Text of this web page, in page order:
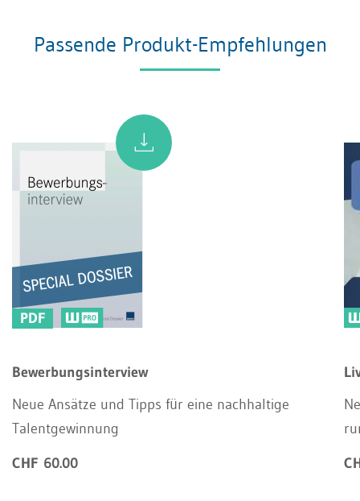
Passende Produkt-Empfehlungen
PDF
Bewerbungsinterview
Neue Ansätze und Tipps für eine nachhaltige
Talentgewinnung
CHF 60.00